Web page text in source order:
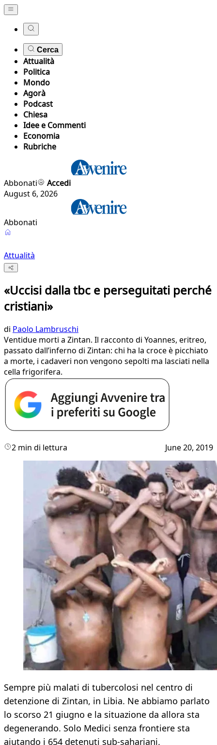
Cerca
Attualità
Politica
Mondo
Agorà
Podcast
Chiesa
Idee e Commenti
Economia
Rubriche
Abbonati
Accedi
August 6, 2026
Abbonati
Attualità
«Uccisi dalla tbc e perseguitati perché
cristiani»
di Paolo Lambruschi
Ventidue morti a Zintan. Il racconto di Yoannes, eritreo,
passato dall’inferno di Zintan: chi ha la croce è picchiato
a morte, i cadaveri non vengono sepolti ma lasciati nella
cella frigorifera.
2 min di lettura June 20, 2019
Sempre più malati di tubercolosi nel centro di
detenzione di Zintan, in Libia. Ne abbiamo parlato
lo scorso 21 giugno e la situazione da allora sta
degenerando. Solo Medici senza frontiere sta
aiutando i 654 detenuti sub-sahariani.